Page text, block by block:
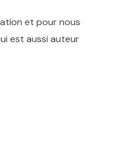
et pour nous
est aussi auteur